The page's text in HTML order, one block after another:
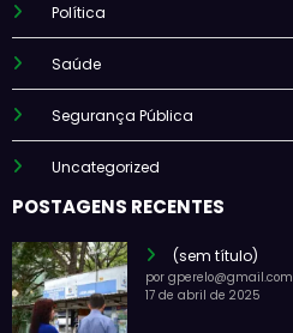
Política
Saúde
Segurança Pública
Uncategorized
POSTAGENS RECENTES
(sem título)
por gperelo@gmail.com
17 de abril de 2025